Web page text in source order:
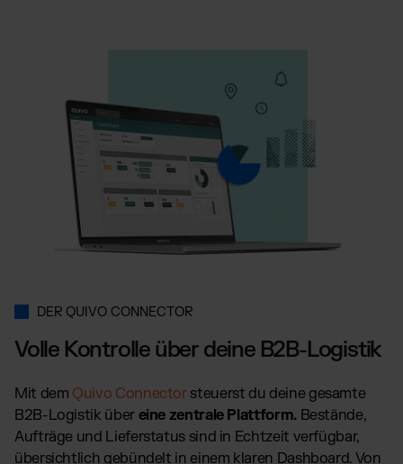
DER QUIVO CONNECTOR
Volle Kontrolle über deine B2B-Logistik
Mit dem Quivo Connectorsteuerst du deine gesamte
B2B-Logistik über eine zentrale Plattform.Bestände,
Aufträge und Lieferstatus sind in Echtzeit verfügbar,
übersichtlich gebündelt in einem klaren Dashboard. Von